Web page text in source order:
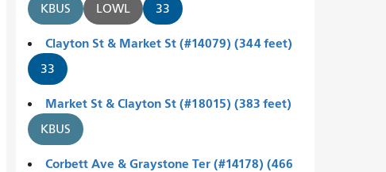
KBUS LOWL 33
Clayton St & Market St (#14079) (344 feet)
33
Market St & Clayton St (#18015) (383 feet)
KBUS
Corbett Ave & Graystone Ter (#14178) (466